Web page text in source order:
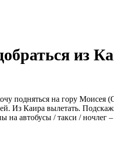
из
подняться на гору Моисея
Из Каира вылетать.
на автобусы / такси / ночлег